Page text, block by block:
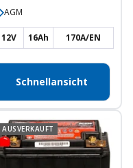
AGM
12V 16Ah 170A/EN
Schnellansicht
AUSVERKAUFT